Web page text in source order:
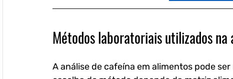
Métodos laboratoriais utilizados na
A análise de cafeína em alimentos pode